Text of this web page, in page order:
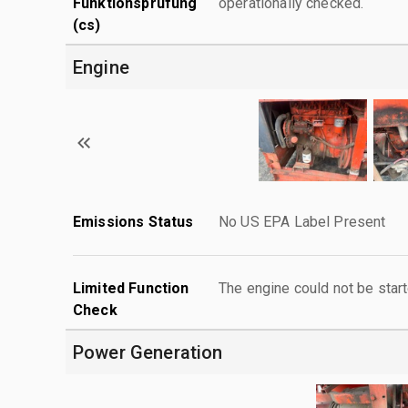
(cs)
Engine
Emissions Status No US EPA Label Present
Limited Function
Check
The engine could not be
Power Generation